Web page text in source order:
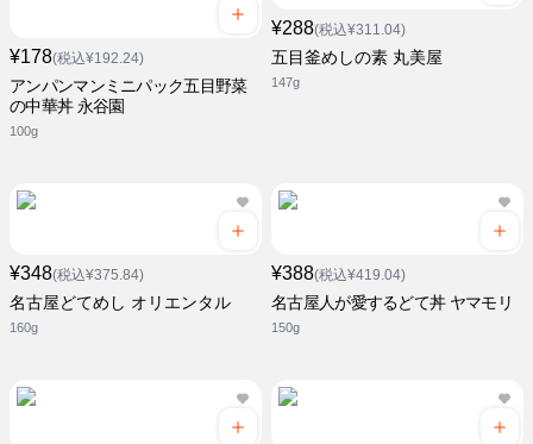
¥178(税込¥192.24)
アンパンマンミニパック五目野菜
の中華丼 永谷園
100g
¥288(税込¥311.04)
五目釜めしの素 丸美屋
147g
¥348(税込¥375.84)
名古屋どてめし オリエンタル
160g
¥388(税込¥419.04)
名古屋人が愛するどて丼 ヤマモリ
150g